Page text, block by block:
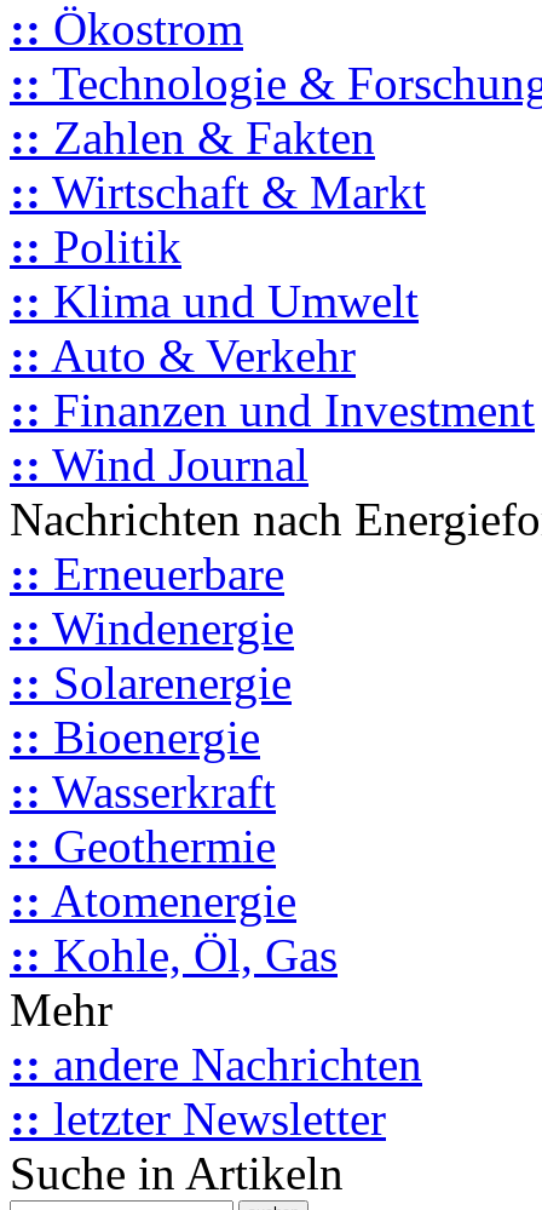
:: Ökostrom
:: Technologie &
:: Zahlen & Fakten
:: Wirtschaft & Markt
:: Politik
:: Klima und Umwelt
:: Auto & Verkehr
:: Finanzen und Investment
:: Wind Journal
Nachrichten nach
:: Erneuerbare
:: Windenergie
:: Solarenergie
:: Bioenergie
:: Wasserkraft
:: Geothermie
:: Atomenergie
:: Kohle, Öl, Gas
Mehr
:: andere Nachrichten
:: letzter Newsletter
Suche in Artikeln